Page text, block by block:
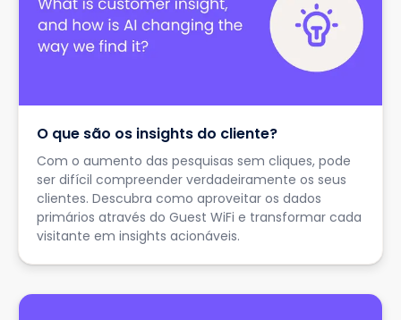
O que são os insights do cliente?
Com o aumento das pesquisas sem cliques, pode
ser difícil compreender verdadeiramente os seus
clientes. Descubra como aproveitar os dados
primários através do Guest WiFi e transformar cada
visitante em insights acionáveis.